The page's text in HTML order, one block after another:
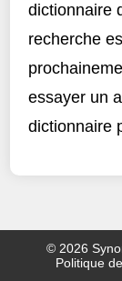
dictionnaire
recherche
essayer un
dictionnaire
© 2026
Politique